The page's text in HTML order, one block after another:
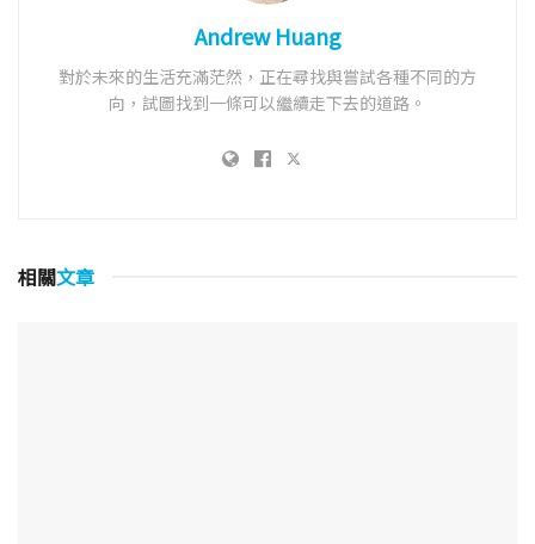
Andrew Huang
對於未來的生活充滿茫然，正在尋找與嘗試各種不同的方
向，試圖找到一條可以繼續走下去的道路。
相關文章